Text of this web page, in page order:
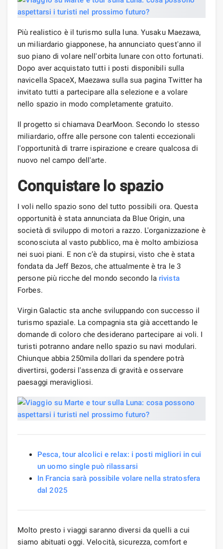
Più realistico è il turismo sulla luna. Yusaku Maezawa,
un miliardario giapponese, ha annunciato quest'anno il
suo piano di volare nell'orbita lunare con otto fortunati.
Dopo aver acquistato tutti i posti disponibili sulla
navicella SpaceX, Maezawa sulla sua pagina Twitter ha
invitato tutti a partecipare alla selezione e a volare
nello spazio in modo completamente gratuito.
Il progetto si chiamava DearMoon. Secondo lo stesso
miliardario, offre alle persone con talenti eccezionali
l'opportunità di trarre ispirazione e creare qualcosa di
nuovo nel campo dell'arte.
Conquistare lo spazio
I voli nello spazio sono del tutto possibili ora. Questa
opportunità è stata annunciata da Blue Origin, una
società di sviluppo di motori a razzo. L'organizzazione è
sconosciuta al vasto pubblico, ma è molto ambiziosa
nei suoi piani. E non c’è da stupirsi, visto che è stata
fondata da Jeff Bezos, che attualmente è tra le 3
persone più ricche del mondo secondo la rivista
Forbes.
Virgin Galactic sta anche sviluppando con successo il
turismo spaziale. La compagnia sta già accettando le
domande di coloro che desiderano partecipare ai voli. I
turisti potranno andare nello spazio su navi modulari.
Chiunque abbia 250mila dollari da spendere potrà
divertirsi, godersi l'assenza di gravità e osservare
paesaggi meravigliosi.
Pesca, tour alcolici e relax: i posti migliori in cui
un uomo single può rilassarsi
In Francia sarà possibile volare nella stratosfera
dal 2025
Molto presto i viaggi saranno diversi da quelli a cui
siamo abituati oggi. Velocità, sicurezza, comfort e